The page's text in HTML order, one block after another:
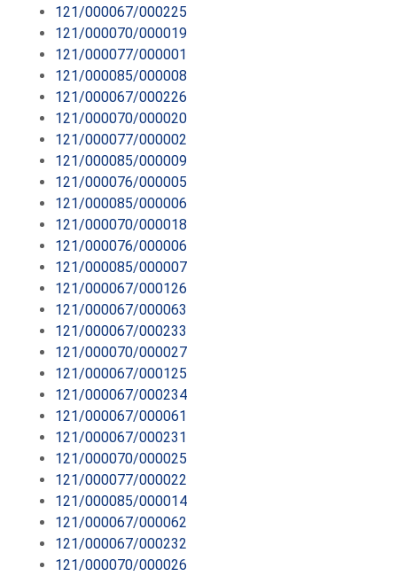
121/000067/000225
121/000070/000019
121/000077/000001
121/000085/000008
121/000067/000226
121/000070/000020
121/000077/000002
121/000085/000009
121/000076/000005
121/000085/000006
121/000070/000018
121/000076/000006
121/000085/000007
121/000067/000126
121/000067/000063
121/000067/000233
121/000070/000027
121/000067/000125
121/000067/000234
121/000067/000061
121/000067/000231
121/000070/000025
121/000077/000022
121/000085/000014
121/000067/000062
121/000067/000232
121/000070/000026